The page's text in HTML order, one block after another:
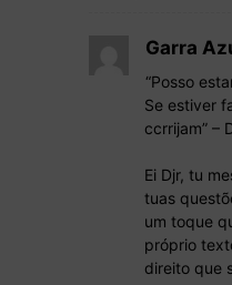
Garra
“Posso
Se estiver
ccrrijam” –
Ei Djr, tu
tuas
um toque
próprio
direito que